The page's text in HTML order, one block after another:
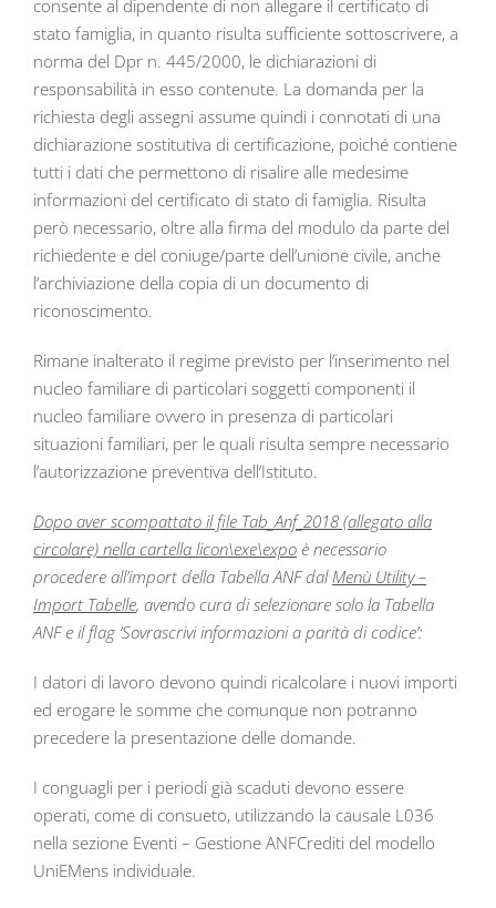
consente al dipendente di non allegare il certificato di
stato famiglia, in quanto risulta sufficiente sottoscrivere, a
norma del Dpr n. 445/2000, le dichiarazioni di
responsabilità in esso contenute. La domanda per la
richiesta degli assegni assume quindi i connotati di una
dichiarazione sostitutiva di certificazione, poiché contiene
tutti i dati che permettono di risalire alle medesime
informazioni del certificato di stato di famiglia. Risulta
però necessario, oltre alla firma del modulo da parte del
richiedente e del coniuge/parte dell’unione civile, anche
l’archiviazione della copia di un documento di
riconoscimento.
Rimane inalterato il regime previsto per l’inserimento nel
nucleo familiare di particolari soggetti componenti il
nucleo familiare ovvero in presenza di particolari
situazioni familiari, per le quali risulta sempre necessario
l’autorizzazione preventiva dell’Istituto.
Dopo aver scompattato il file Tab_Anf_2018 (allegato alla
circolare) nella cartella licon\exe\expo è necessario
procedere all’import della Tabella ANF dalMenù Utility –
Import Tabelle, avendo cura di selezionare solo la Tabella
ANF e il flag ‘Sovrascrivi informazioni a parità di codice’:
I datori di lavoro devono quindi ricalcolare i nuovi importi
ed erogare le somme che comunque non potranno
precedere la presentazione delle domande.
I conguagli per i periodi già scaduti devono essere
operati, come di consueto, utilizzando la causale L036
nella sezione Eventi – Gestione ANFCrediti del modello
UniEMens individuale.